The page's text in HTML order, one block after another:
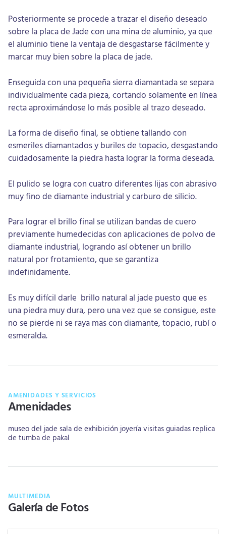
Posteriormente se procede a trazar el diseño deseado
sobre la placa de Jade con una mina de aluminio, ya que
el aluminio tiene la ventaja de desgastarse fácilmente y
marcar muy bien sobre la placa de jade.
Enseguida con una pequeña sierra diamantada se separa
individualmente cada pieza, cortando solamente en línea
recta aproximándose lo más posible al trazo deseado.
La forma de diseño final, se obtiene tallando con
esmeriles diamantados y buriles de topacio, desgastando
cuidadosamente la piedra hasta lograr la forma deseada.
El pulido se logra con cuatro diferentes lijas con abrasivo
muy fino de diamante industrial y carburo de silicio.
Para lograr el brillo final se utilizan bandas de cuero
previamente humedecidas con aplicaciones de polvo de
diamante industrial, logrando así obtener un brillo
natural por frotamiento, que se garantiza
indefinidamente.
Es muy difícil darle brillo natural al jade puesto que es
una piedra muy dura, pero una vez que se consigue, este
no se pierde ni se raya mas con diamante, topacio, rubí o
esmeralda.
AMENIDADES Y SERVICIOS
Amenidades
museo del jade sala de exhibición joyeríavisitas guiadas replica
de tumba de pakal
MULTIMEDIA
Galería de Fotos